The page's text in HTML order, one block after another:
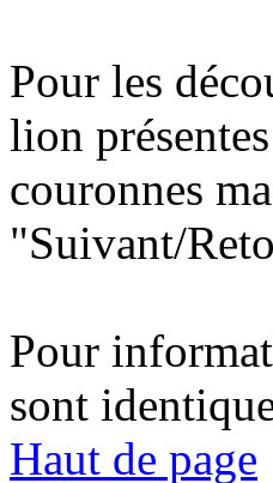
Pour les
lion
couronnes
"Suivant/
Pour
sont
Haut de page